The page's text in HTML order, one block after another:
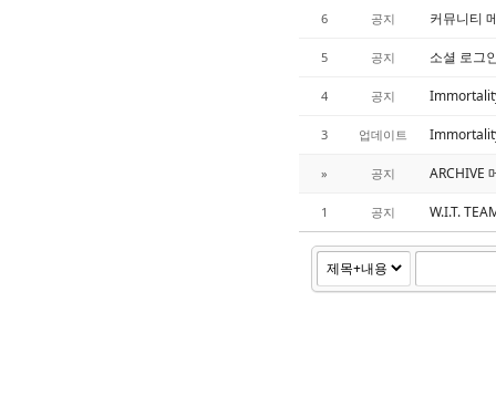
6 공지 커뮤니티
5 공지 소셜 로그
4 공지
3 업데이트
» 공지 ARCHIVE
1 공지 W.I.T.